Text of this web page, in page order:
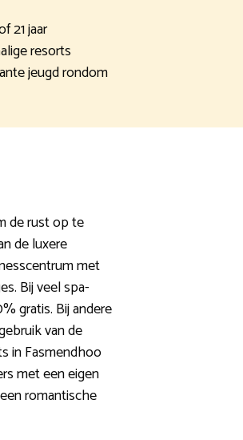
21 jaar
resorts
jeugd rondom
de rust op te
de luxere
met
Bij veel spa-
gratis. Bij andere
van de
in Fasmendhoo
met een eigen
romantische